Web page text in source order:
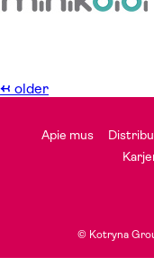
← older
Apie mus
© Kotryna